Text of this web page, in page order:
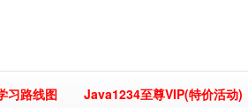
习路线图 Java1234至尊VIP(特价活动)